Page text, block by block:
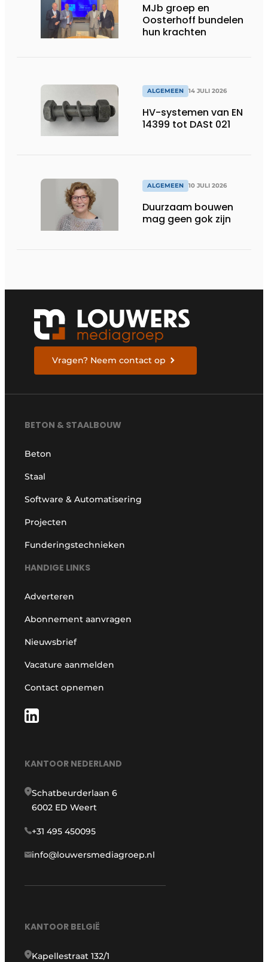
MJb groep en
Oosterhoff bundelen
hun krachten
ALGEMEEN 14 JULI 2026
HV-systemen van EN
14399 tot DASt 021
ALGEMEEN 10 JULI 2026
Duurzaam bouwen
mag geen gok zijn
Vragen? Neem contact op
BETON & STAALBOUW
Beton
Staal
Software & Automatisering
Projecten
Funderingstechnieken
HANDIGE LINKS
Adverteren
Abonnement aanvragen
Nieuwsbrief
Vacature aanmelden
Contact opnemen
KANTOOR NEDERLAND
Schatbeurderlaan 6
6002 ED Weert
+31 495 450095
info@louwersmediagroep.nl
KANTOOR BELGIË
Kapellestraat 132/1